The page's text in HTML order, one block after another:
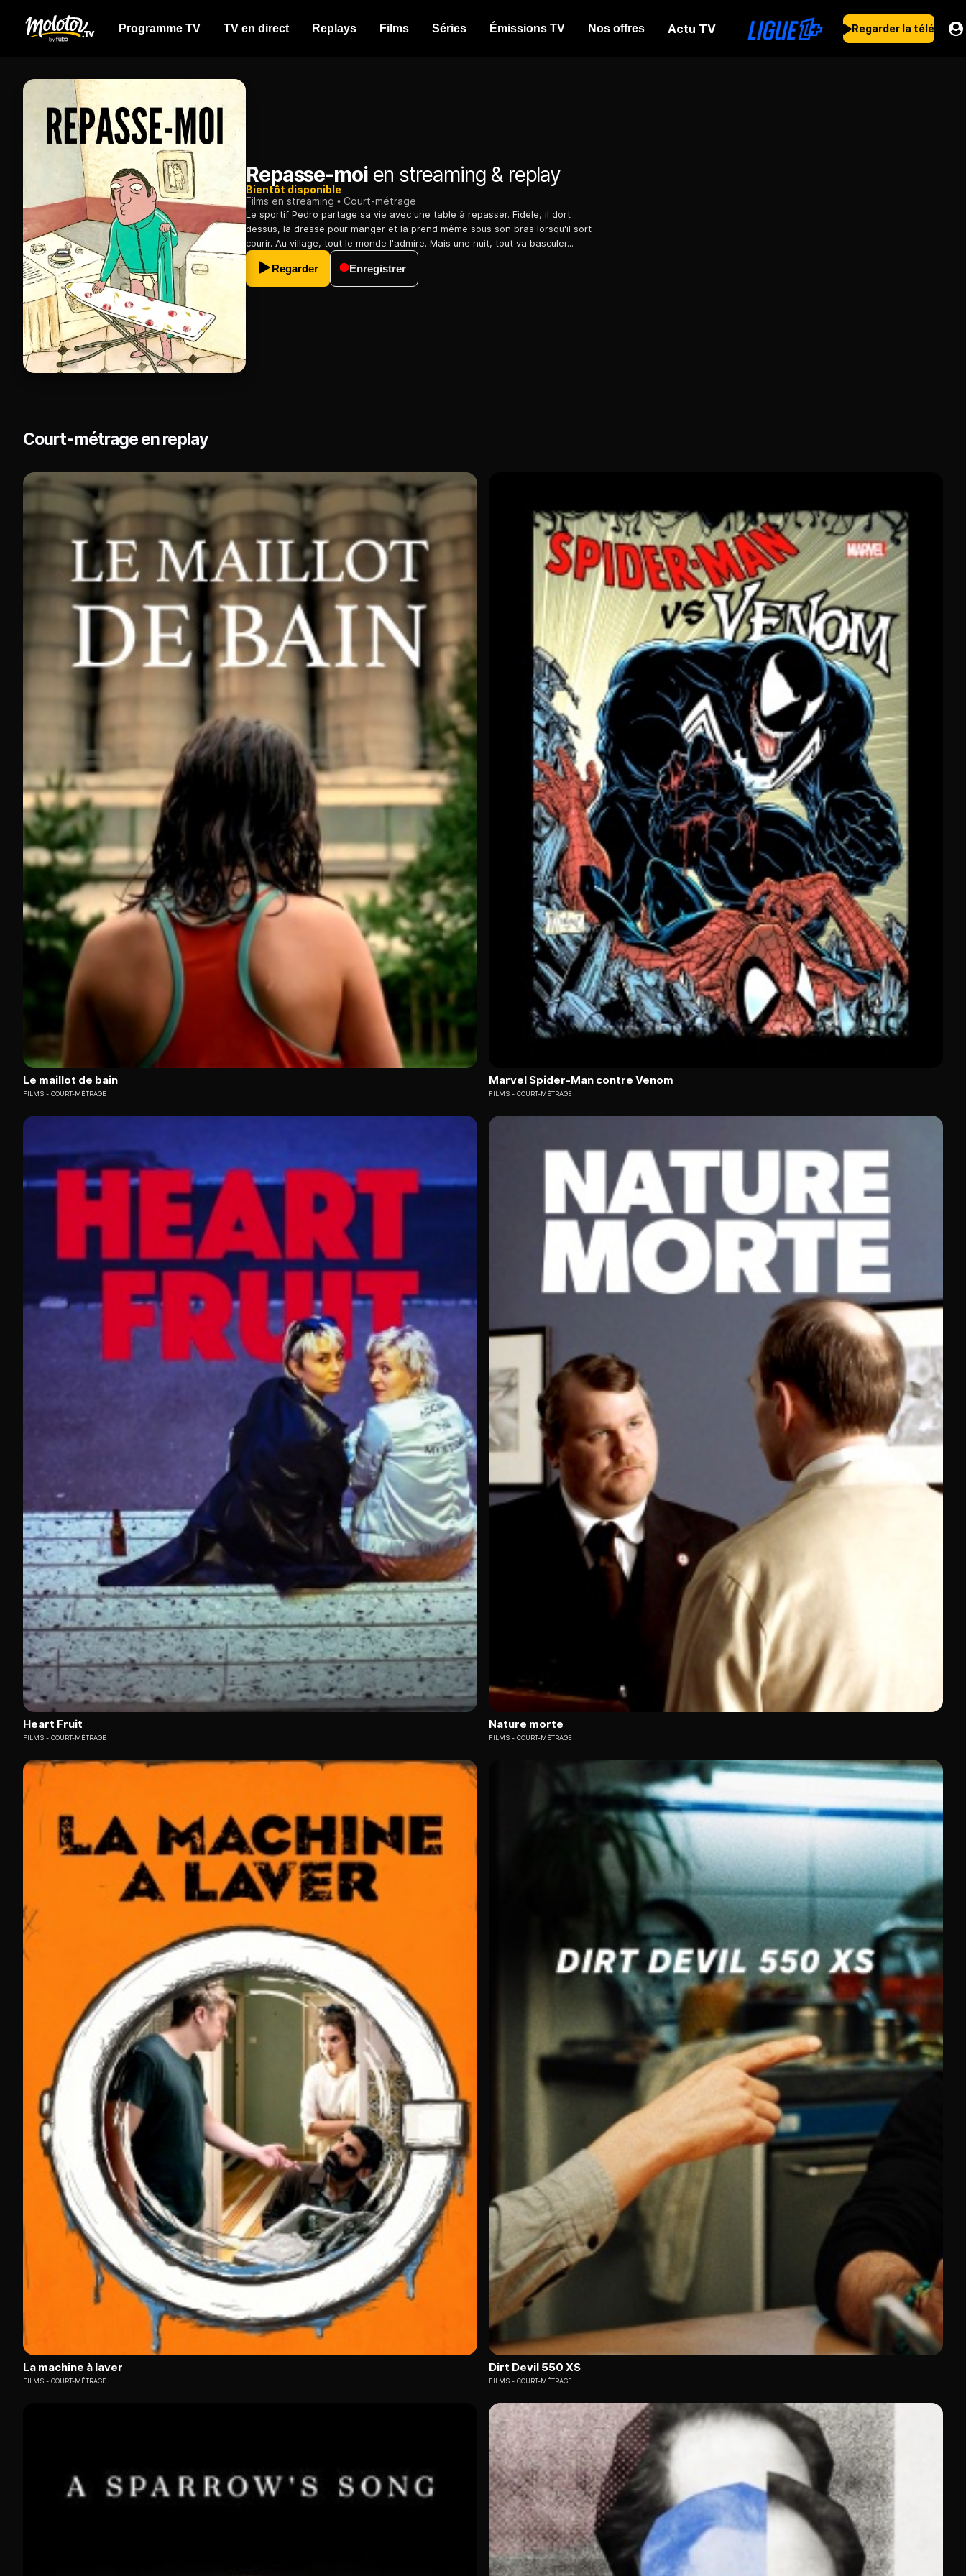
Programme TV TV en direct Replays Films Séries Émissions TV Nos offres Actu TV Regarder la télé
Repasse-moien streaming & replay
Bientôt disponible
Films en streaming
Court-métrage
Le sportif Pedro partage sa vie avec une table à repasser. Fidèle, il dort
dessus, la dresse pour manger et la prend même sous son bras lorsqu'il sort
courir. Au village, tout le monde l'admire. Mais une nuit, tout va basculer...
Regarder Enregistrer
Court-métrage en replay
Le maillot de bain
FILMS COURT-MÉTRAGE
Marvel Spider-Man contre Venom
FILMS COURT-MÉTRAGE
Heart Fruit
FILMS COURT-MÉTRAGE
Nature morte
FILMS COURT-MÉTRAGE
La machine à laver
FILMS COURT-MÉTRAGE
Dirt Devil 550 XS
FILMS COURT-MÉTRAGE